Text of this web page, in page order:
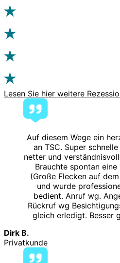
Lesen Sie hier weitere
Auf diesem Wege ein
an TSC. Super
netter und
Brauchte spontan
(Große Flecken auf
und wurde
bedient. Anruf wg.
Rückruf wg
gleich erledigt. Besser
Dirk B.
Privatkunde